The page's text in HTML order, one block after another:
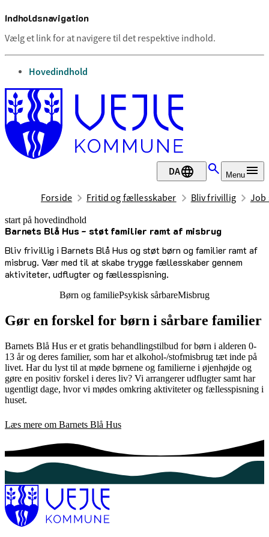
Indholdsnavigation
Vælg et link for at navigere til det respektive indhold.
gå til
Hovedindhold
DA Menu
Forside Fritid og fællesskaber Bliv frivillig Job
start på hovedindhold
Barnets Blå Hus - støt familier ramt af misbrug
Bliv frivillig i Barnets Blå Hus og støt børn og familier ramt af
misbrug. Vær med til at skabe trygge fællesskaber gennem
aktiviteter, udflugter og fællesspisning.
senest opdateret 24. februar 2025
Børn og familiePsykisk sårbareMisbrug
Gør en forskel for børn i sårbare familier
Barnets Blå Hus er et gratis behandlingstilbud for børn i alderen 0-
13 år og deres familier, som har et alkohol-/stofmisbrug tæt inde på
livet. Har du lyst til at møde børnene og familierne i øjenhøjde og
gøre en positiv forskel i deres liv? Vi arrangerer udflugter samt har
ugentligt dage, hvor vi mødes omkring aktiviteter og fællesspisning i
huset.
Læs mere om Barnets Blå Hus